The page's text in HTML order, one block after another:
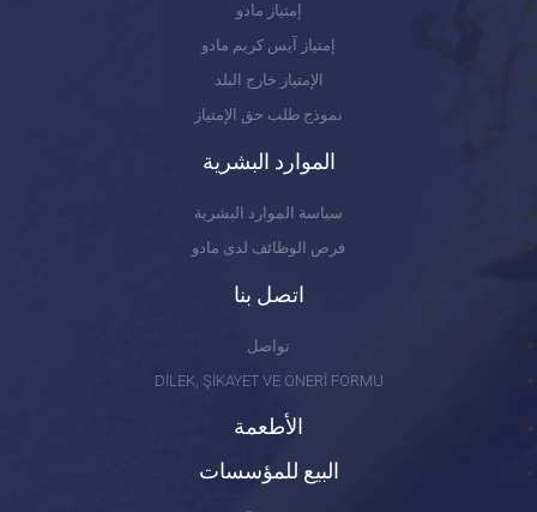
إمتياز مادو
إمتياز آيس كريم مادو
الإمتياز خارج البلد
نموذج طلب حق الإمتياز
الموارد البشرية
سياسة الموارد البشرية
فرص الوظائف لدى مادو
اتصل بنا
تواصل
DİLEK, ŞİKAYET VE ÖNERİ FORMU
الأطعمة
البيع للمؤسسات